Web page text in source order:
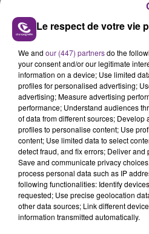
minimise la gravité de
tout dialogue constructif.
Face à cette impasse,
grève initié le jeudi 11
reconduit, et d'autres
envisagées si aucune
n'est trouvée.
FIL D'ACTU
Le respect de votre vie
We and our (447) partnersdo the
your consent and/or our legitimate
information on a device; Use limited
profiles for personalised advertising;
advertising; Measure advertising
performance; Understand audiences
of data from different sources; Develop
profiles to personalise content; Use
content; Use limited data to select
detect fraud, and fix errors; Deliver
Save and communicate privacy
process personal data such as IP
following functionalities: Identify
requested; Use precise geolocation
other data sources; Link different
information transmitted automatically.